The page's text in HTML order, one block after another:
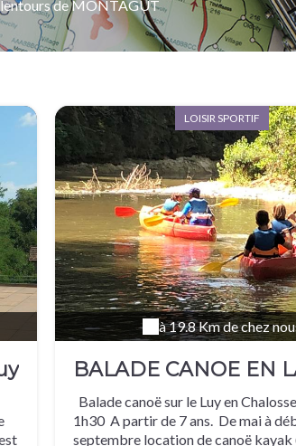
de MONTAGUT
LOISIR SPORTIF
à 19.8 Km de chez
BALADE CANOE EN
CHALOSSE
Balade canoë sur le Luy en
1h30 A partir de 7 ans. De mai à
septembre location de canoë kayak